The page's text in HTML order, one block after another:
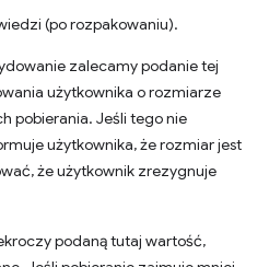
(po rozpakowaniu).
zalecamy podanie tej
użytkownika o rozmiarze
pobierania. Jeśli tego nie
użytkownika, że rozmiar jest
że użytkownik zrezygnuje
podaną tutaj wartość,